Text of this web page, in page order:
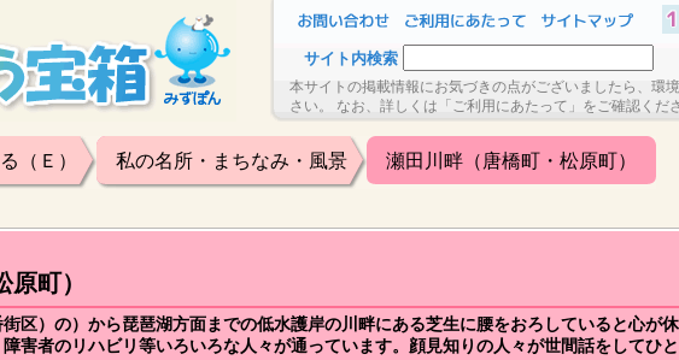
サイト内検索
本サイトの掲載情報にお気づきの点がございましたら、環
さい。 なお、詳しくは「ご利用にあたって」をご確認くださ
（Ｅ） 私の名所・まちなみ・風景 瀬田川畔（唐橋町・松原町）
町）
区）の）から琵琶湖方面までの低水護岸の川畔にある芝生に腰をおろしていると心が
害者のリハビリ等いろいろな人々が通っています。顔見知りの人々が世間話をしてひ